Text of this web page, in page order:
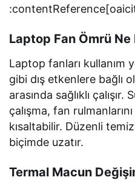
Laptop Fan Ömrü Ne
Laptop fanları kullanım
gibi dış etkenlere bağlı
arasında sağlıklı
çalışma, fan
kısaltabilir. Düzenli
biçimde uzatır.
Termal Macun